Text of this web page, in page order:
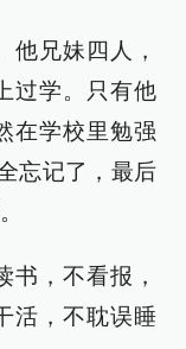
他兄妹四人，
过学。只有他
在学校里勉强
忘记了，最后
书，不看报，
活，不耽误睡